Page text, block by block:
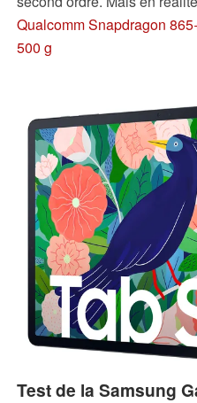
tablette très
grande soeur. Lisez notre
Qualcomm Snapdragon
500 g
Test de la Samsung